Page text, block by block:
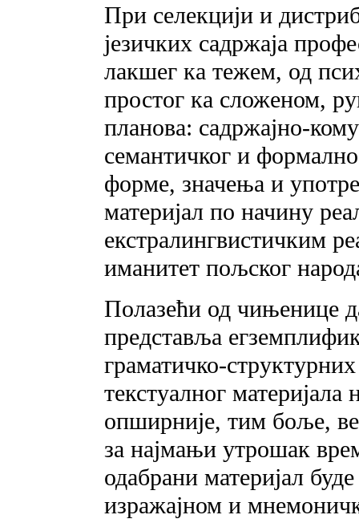
При селекцији и
језичких садржаја
лакшег ка тежем, од
простог ка сложеном,
планова: садржајно-
семантичког и
форме, значења и
материјал по начину
екстралингвистичким
иманитет пољског
Полазећи од чињенице
представља
граматичко-
текстуалног
опширније, тим боље,
за најмањи утрошак
одабрани материјал
изражајном и